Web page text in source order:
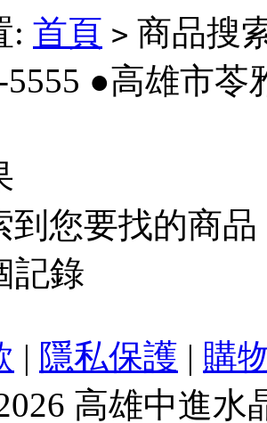
: 首頁 > 商品搜
5555 ●高雄市
到您要找的商品
記錄
| 隱私保護 | 購
高雄中進水